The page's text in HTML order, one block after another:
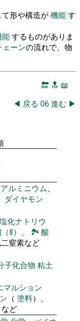
て形や構造が機能す
能するものがありま
ーンの流れで、物
🔚 🔝 📖
◀ 戻る 06進む ▶
アルミニウム、
ダイヤモン
塩化ナトリウ
Ⅱ） 、 🏞 酸
窒素など
子化合物 粘土
マルション
（ 塗料）、
など